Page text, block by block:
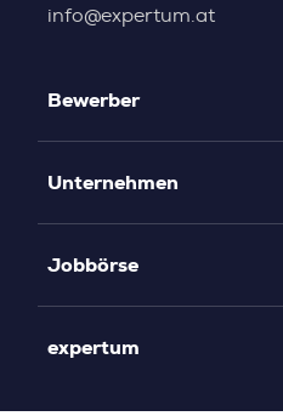
info@expertum.at
Bewerber
Unternehmen
Jobbörse
expertum